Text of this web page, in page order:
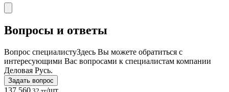
Вопросы и ответы
Вопрос специалистуЗдесь Вы можете обратиться с
интересующими Вас вопросами к специалистам компании
Деловая Русь.
Задать вопрос
137 560 /шт